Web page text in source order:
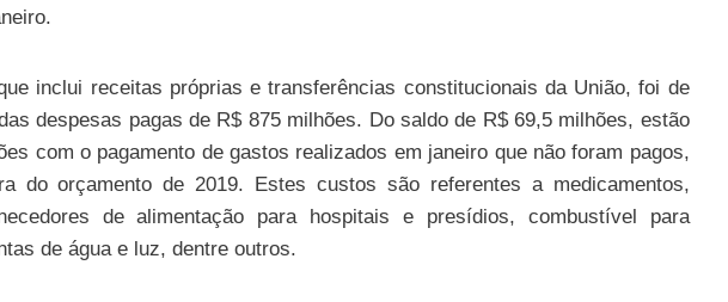
inclui receitas próprias e transferências constitucionais da União, foi de
despesas pagas de R$ 875 milhões. Do saldo de R$ 69,5 milhões, estão
com o pagamento de gastos realizados em janeiro que não foram pagos,
do orçamento de 2019. Estes custos são referentes a medicamentos,
de alimentação para hospitais e presídios, combustível para
de água e luz, dentre outros.